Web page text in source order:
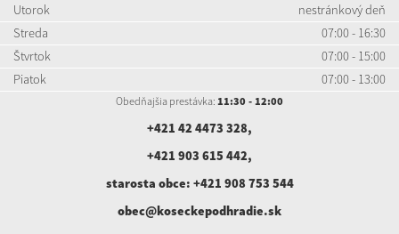
Utorok
nestránkový deň
Streda
07:00 - 16:30
Štvrtok
07:00 - 15:00
Piatok
07:00 - 13:00
Obedňajšia prestávka: 11:30 - 12:00
+421 42 4473 328,
+421 903 615 442,
starosta obce: +421 908 753 544
obec@koseckepodhradie.sk